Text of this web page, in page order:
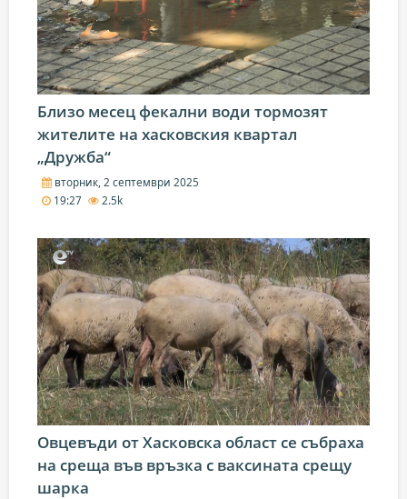
Близо месец фекални води тормозят
жителите на хасковския квартал
„Дружба“
вторник, 2 септември 2025
19:27
2.5k
Овцевъди от Хасковска област се събраха
на среща във връзка с ваксината срещу
шарка